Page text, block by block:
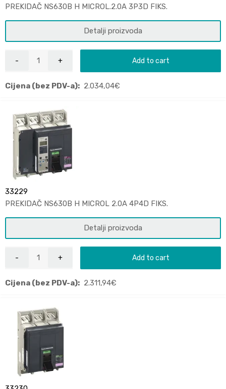
PREKIDAČ NS630B H MICROL.2.0A 3P3D FIKS.
Detalji proizvoda
Add to cart
Cijena (bez PDV-a): 2.034,04€
33229
PREKIDAČ NS630B H MICROL 2.0A 4P4D FIKS.
Detalji proizvoda
Add to cart
Cijena (bez PDV-a): 2.311,94€